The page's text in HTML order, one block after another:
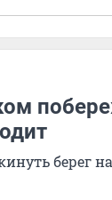
берег